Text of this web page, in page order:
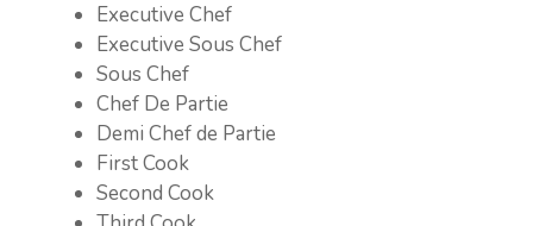
Executive Chef
Executive Sous Chef
Sous Chef
Chef De Partie
Demi Chef de Partie
First Cook
Second Cook